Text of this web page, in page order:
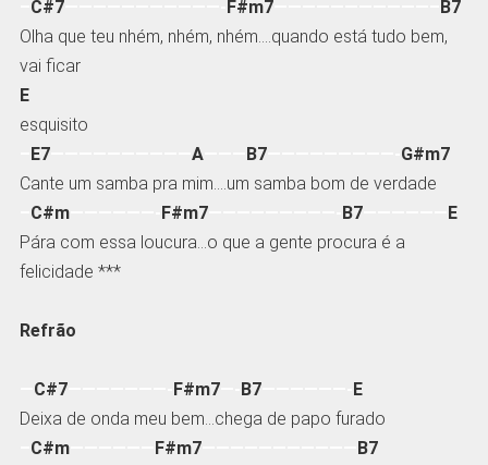
C#7———————————- F#m7———————————–
B7
Olha que teu nhém, nhém, nhém….quando está tudo bem,
vai ficar
E
esquisito
E7—————————— A——— B7—————————- G#m7
Cante um samba pra mim….um samba bom de verdade
C#m——————- F#m7—————————- B7—————— E
Pára com essa loucura…o que a gente procura é a
felicidade ***
Refrão
C#7———————- F#m7—- B7——————- E
Deixa de onda meu bem…chega de papo furado
C#m—————— F#m7——————————— B7